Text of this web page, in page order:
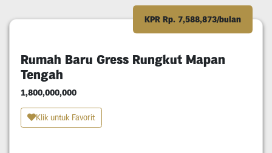
KPR Rp. 7,588,873/bulan
Rumah Baru Gress Rungkut Mapan
Tengah
1,800,000,000
Klik untuk Favorit